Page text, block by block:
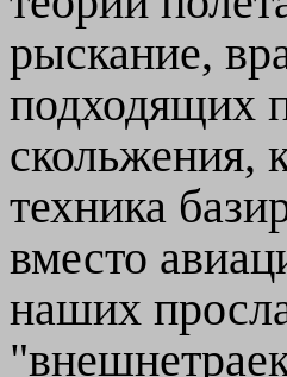
рыскание,
подходящих
скольжения,
техника
вместо
наших